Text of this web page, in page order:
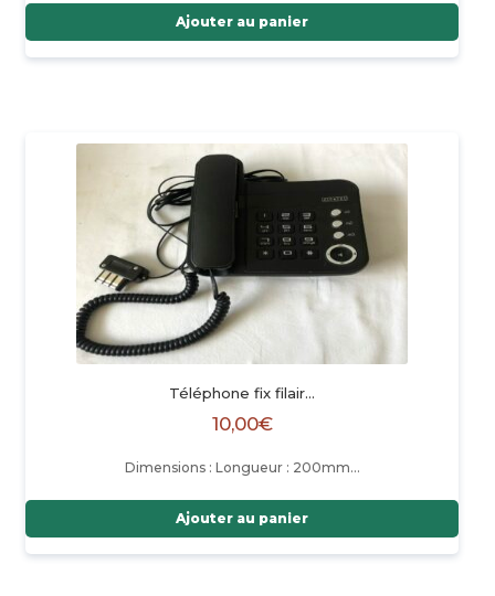
Ajouter au panier
Téléphone fix filair…
10,00€
Dimensions : Longueur : 200mm…
Ajouter au panier